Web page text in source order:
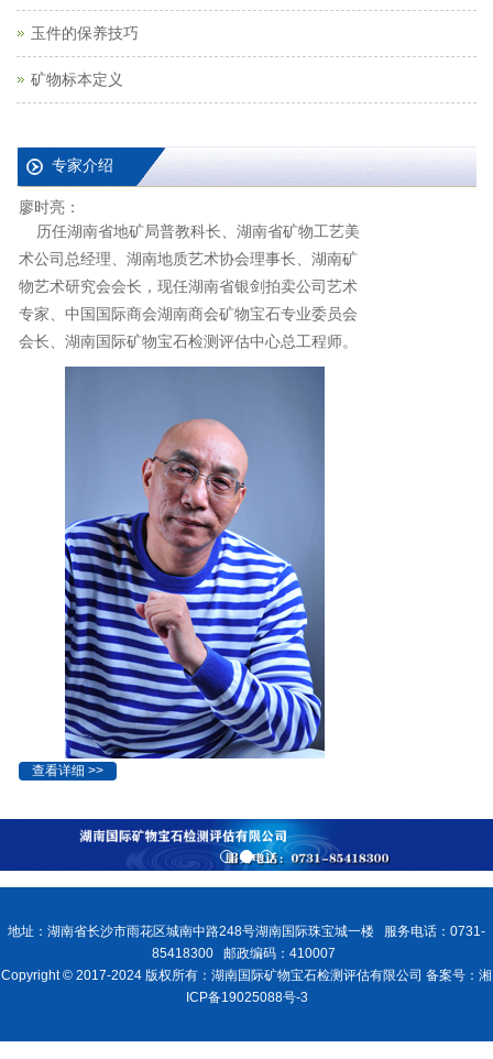
玉件的保养技巧
矿物标本定义
专家介绍
廖时亮：
历任湖南省地矿局普教科长、湖南省矿物工艺美
术公司总经理、湖南地质艺术协会理事长、湖南矿
物艺术研究会会长，现任湖南省银剑拍卖公司艺术
专家、中国国际商会湖南商会矿物宝石专业委员会
会长、湖南国际矿物宝石检测评估中心总工程师。
查看详细 >>
地址：湖南省长沙市雨花区城南中路248号湖南国际珠宝城一楼 服务电话：0731-
85418300 邮政编码：410007
Copyright © 2017-2024 版权所有：湖南国际矿物宝石检测评估有限公司 备案号：湘
ICP备19025088号-3